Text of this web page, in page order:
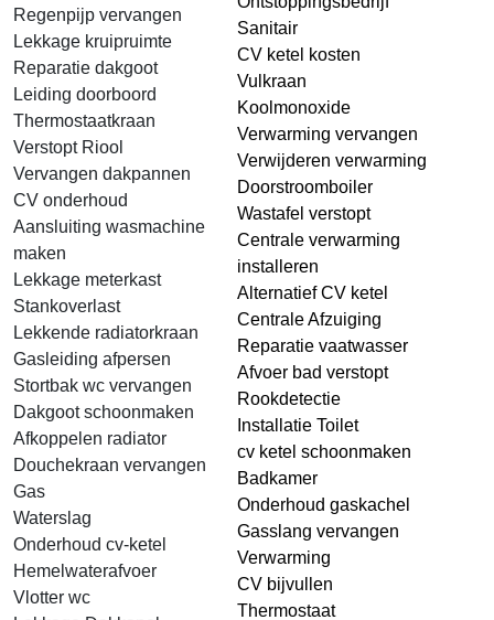
Regenpijp vervangen
Lekkage kruipruimte
Reparatie dakgoot
Leiding doorboord
Thermostaatkraan
Verstopt Riool
Vervangen dakpannen
CV onderhoud
Aansluiting wasmachine
maken
Lekkage meterkast
Stankoverlast
Lekkende radiatorkraan
Gasleiding afpersen
Stortbak wc vervangen
Dakgoot schoonmaken
Afkoppelen radiator
Douchekraan vervangen
Gas
Waterslag
Onderhoud cv-ketel
Hemelwaterafvoer
Vlotter wc
Sanitair
CV ketel kosten
Vulkraan
Koolmonoxide
Verwarming vervangen
Verwijderen verwarming
Doorstroomboiler
Wastafel verstopt
Centrale verwarming
installeren
Alternatief CV ketel
Centrale Afzuiging
Reparatie vaatwasser
Afvoer bad verstopt
Rookdetectie
Installatie Toilet
cv ketel schoonmaken
Badkamer
Onderhoud gaskachel
Gasslang vervangen
Verwarming
CV bijvullen
Thermostaat